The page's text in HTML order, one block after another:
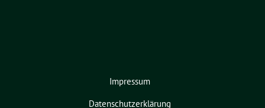
Impressum
Datenschutzerklärung